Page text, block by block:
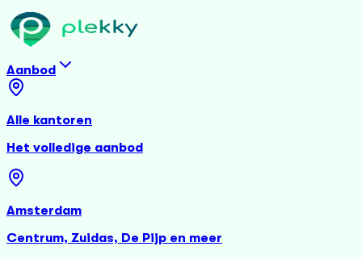
Aanbod
Alle kantoren
Het volledige aanbod
Amsterdam
Centrum, Zuidas, De Pijp en meer